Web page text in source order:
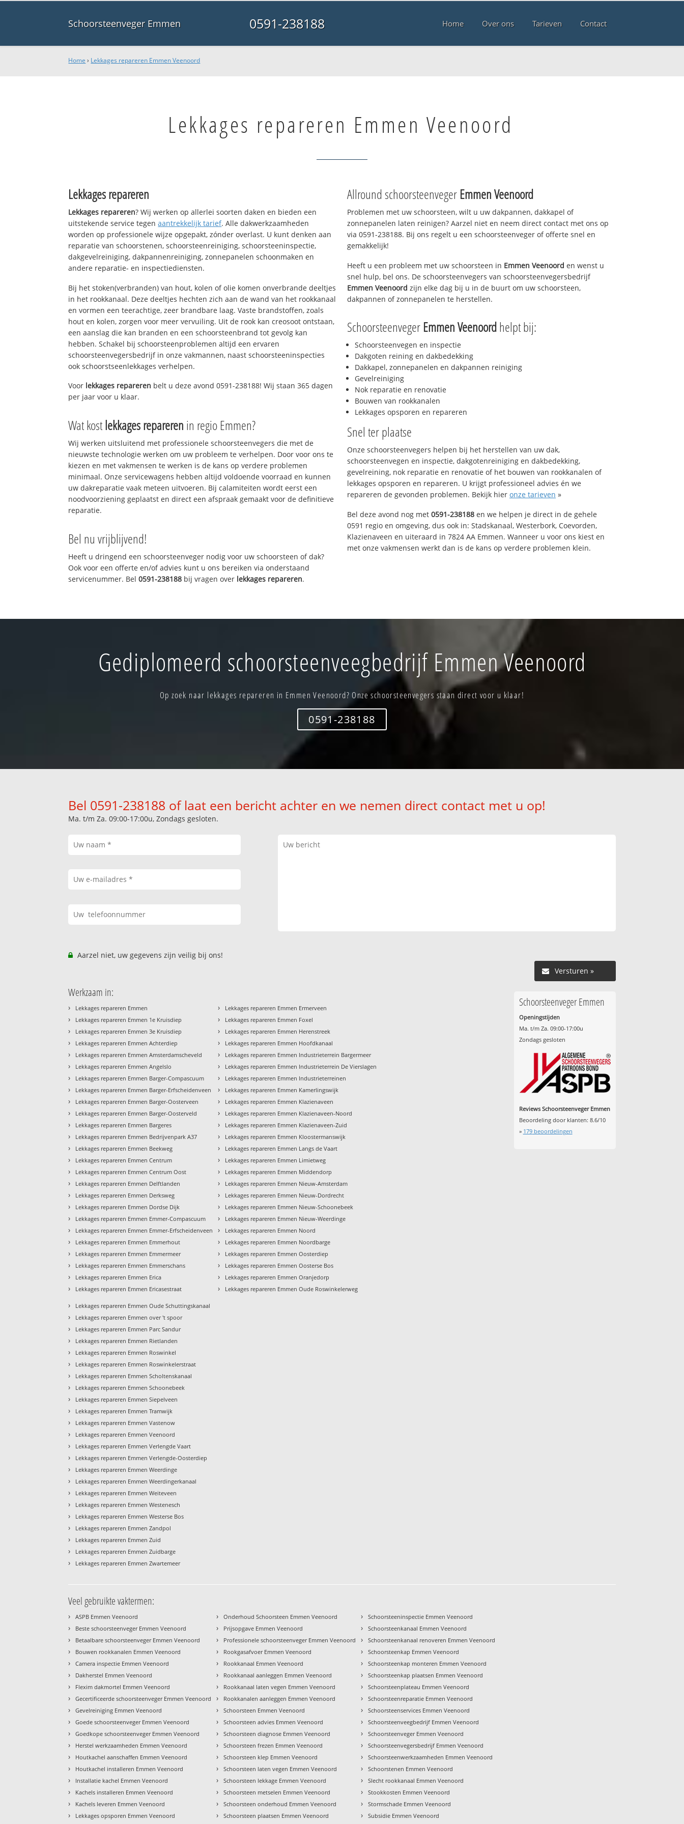
Schoorsteenveger Emmen 0591-238188 Home Over ons Tarieven Contact
Home › Lekkages repareren Emmen Veenoord
Lekkages repareren Emmen Veenoord
Lekkages repareren
Lekkages repareren? Wij werken op allerlei soorten daken en bieden een
uitstekende service tegenaantrekkelijk tarief. Alle dakwerkzaamheden
worden op professionele wijze opgepakt, zónder overlast. U kunt denken aan
reparatie van schoorstenen, schoorsteenreiniging, schoorsteeninspectie,
dakgevelreiniging, dakpannenreiniging, zonnepanelen schoonmaken en
andere reparatie- en inspectiediensten.
Bij het stoken(verbranden) van hout, kolen of olie komen onverbrande deeltjes
in het rookkanaal. Deze deeltjes hechten zich aan de wand van het rookkanaal
en vormen een teerachtige, zeer brandbare laag. Vaste brandstoffen, zoals
hout en kolen, zorgen voor meer vervuiling. Uit de rook kan creosoot ontstaan,
een aanslag die kan branden en een schoorsteenbrand tot gevolg kan
hebben. Schakel bij schoorsteenproblemen altijd een ervaren
schoorsteenvegersbedrijf in onze vakmannen, naast schoorsteeninspecties
ook schoorstseenlekkages verhelpen.
Voor lekkages repareren belt u deze avond 0591-238188! Wij staan 365 dagen
per jaar voor u klaar.
Wat kostlekkages repareren in regio Emmen?
Wij werken uitsluitend met professionele schoorsteenvegers die met de
nieuwste technologie werken om uw probleem te verhelpen. Door voor ons te
kiezen en met vakmensen te werken is de kans op verdere problemen
minimaal. Onze servicewagens hebben altijd voldoende voorraad en kunnen
uw dakreparatie vaak meteen uitvoeren. Bij calamiteiten wordt eerst een
noodvoorziening geplaatst en direct een afspraak gemaakt voor de definitieve
reparatie.
Bel nu vrijblijvend!
Heeft u dringend een schoorsteenveger nodig voor uw schoorsteen of dak?
Ook voor een offerte en/of advies kunt u ons bereiken via onderstaand
servicenummer. Bel0591-238188 bij vragen over lekkages repareren.
Allround schoorsteenveger Emmen Veenoord
Problemen met uw schoorsteen, wilt u uw dakpannen, dakkapel of
zonnepanelen laten reinigen? Aarzel niet en neem direct contact met ons op
via 0591-238188. Bij ons regelt u een schoorsteenveger of offerte snel en
gemakkelijk!
Heeft u een probleem met uw schoorsteen in Emmen Veenoord en wenst u
snel hulp, bel ons. De schoorsteenvegers van schoorsteenvegersbedrijf
Emmen Veenoord zijn elke dag bij u in de buurt om uw schoorsteen,
dakpannen of zonnepanelen te herstellen.
Schoorsteenveger Emmen Veenoordhelpt bij:
Schoorsteenvegen en inspectie
Dakgoten reining en dakbedekking
Dakkapel, zonnepanelen en dakpannen reiniging
Gevelreiniging
Nok reparatie en renovatie
Bouwen van rookkanalen
Lekkages opsporen en repareren
Snel ter plaatse
Onze schoorsteenvegers helpen bij het herstellen van uw dak,
schoorsteenvegen en inspectie, dakgotenreiniging en dakbedekking,
gevelreining, nok reparatie en renovatie of het bouwen van rookkanalen of
lekkages opsporen en repareren. U krijgt professioneel advies én we
repareren de gevonden problemen. Bekijk hier onze tarieven »
Bel deze avond nog met 0591-238188 en we helpen je direct in de gehele
0591 regio en omgeving, dus ook in: Stadskanaal, Westerbork, Coevorden,
Klazienaveen en uiteraard in 7824 AA Emmen. Wanneer u voor ons kiest en
met onze vakmensen werkt dan is de kans op verdere problemen klein.
Gediplomeerd schoorsteenveegbedrijf Emmen Veenoord
Op zoek naar lekkages repareren in Emmen Veenoord? Onze schoorsteenvegers staan direct voor u klaar!
0591-238188
Bel 0591-238188 of laat een bericht achter en we nemen direct contact met u op!
Ma. t/m Za. 09:00-17:00u, Zondags gesloten.
Aarzel niet, uw gegevens zijn veilig bij ons!
Versturen »
Werkzaam in:
› Lekkages repareren Emmen
› Lekkages repareren Emmen 1e Kruisdiep
› Lekkages repareren Emmen 3e Kruisdiep
› Lekkages repareren Emmen Achterdiep
› Lekkages repareren Emmen Amsterdamscheveld
› Lekkages repareren Emmen Angelslo
› Lekkages repareren Emmen Barger-Compascuum
› Lekkages repareren Emmen Barger-Erfscheidenveen
› Lekkages repareren Emmen Barger-Oosterveen
› Lekkages repareren Emmen Barger-Oosterveld
› Lekkages repareren Emmen Bargeres
› Lekkages repareren Emmen Bedrijvenpark A37
› Lekkages repareren Emmen Beekweg
› Lekkages repareren Emmen Centrum
› Lekkages repareren Emmen Centrum Oost
› Lekkages repareren Emmen Delftlanden
› Lekkages repareren Emmen Derksweg
› Lekkages repareren Emmen Dordse Dijk
› Lekkages repareren Emmen Emmer-Compascuum
› Lekkages repareren Emmen Emmer-Erfscheidenveen
› Lekkages repareren Emmen Emmerhout
› Lekkages repareren Emmen Emmermeer
› Lekkages repareren Emmen Emmerschans
› Lekkages repareren Emmen Erica
› Lekkages repareren Emmen Ericasestraat
› Lekkages repareren Emmen Ermerveen
› Lekkages repareren Emmen Foxel
› Lekkages repareren Emmen Herenstreek
› Lekkages repareren Emmen Hoofdkanaal
› Lekkages repareren Emmen Industrieterrein Bargermeer
› Lekkages repareren Emmen Industrieterrein De Vierslagen
› Lekkages repareren Emmen Industrieterreinen
› Lekkages repareren Emmen Kamerlingswijk
› Lekkages repareren Emmen Klazienaveen
› Lekkages repareren Emmen Klazienaveen-Noord
› Lekkages repareren Emmen Klazienaveen-Zuid
› Lekkages repareren Emmen Kloostermanswijk
› Lekkages repareren Emmen Langs de Vaart
› Lekkages repareren Emmen Limietweg
› Lekkages repareren Emmen Middendorp
› Lekkages repareren Emmen Nieuw-Amsterdam
› Lekkages repareren Emmen Nieuw-Dordrecht
› Lekkages repareren Emmen Nieuw-Schoonebeek
› Lekkages repareren Emmen Nieuw-Weerdinge
› Lekkages repareren Emmen Noord
› Lekkages repareren Emmen Noordbarge
› Lekkages repareren Emmen Oosterdiep
› Lekkages repareren Emmen Oosterse Bos
› Lekkages repareren Emmen Oranjedorp
› Lekkages repareren Emmen Oude Roswinkelerweg
› Lekkages repareren Emmen Oude Schuttingskanaal
› Lekkages repareren Emmen over 't spoor
› Lekkages repareren Emmen Parc Sandur
› Lekkages repareren Emmen Rietlanden
› Lekkages repareren Emmen Roswinkel
› Lekkages repareren Emmen Roswinkelerstraat
› Lekkages repareren Emmen Scholtenskanaal
› Lekkages repareren Emmen Schoonebeek
› Lekkages repareren Emmen Siepelveen
› Lekkages repareren Emmen Tramwijk
› Lekkages repareren Emmen Vastenow
› Lekkages repareren Emmen Veenoord
› Lekkages repareren Emmen Verlengde Vaart
› Lekkages repareren Emmen Verlengde-Oosterdiep
› Lekkages repareren Emmen Weerdinge
› Lekkages repareren Emmen Weerdingerkanaal
› Lekkages repareren Emmen Weiteveen
› Lekkages repareren Emmen Westenesch
› Lekkages repareren Emmen Westerse Bos
› Lekkages repareren Emmen Zandpol
› Lekkages repareren Emmen Zuid
› Lekkages repareren Emmen Zuidbarge
› Lekkages repareren Emmen Zwartemeer
Schoorsteenveger Emmen
Openingstijden
Ma. t/m Za. 09:00-17:00u
Zondags gesloten
Reviews Schoorsteenveger Emmen
Beoordeling door klanten: 8.6/10
» 179beoordelingen
Veel gebruikte vaktermen:
› ASPB Emmen Veenoord
› Beste schoorsteenveger Emmen Veenoord
› Betaalbare schoorsteenveger Emmen Veenoord
› Bouwen rookkanalen Emmen Veenoord
› Camera inspectie Emmen Veenoord
› Dakherstel Emmen Veenoord
› Flexim dakmortel Emmen Veenoord
› Gecertificeerde schoorsteenveger Emmen Veenoord
› Gevelreiniging Emmen Veenoord
› Goede schoorsteenveger Emmen Veenoord
› Goedkope schoorsteenveger Emmen Veenoord
› Herstel werkzaamheden Emmen Veenoord
› Houtkachel aanschaffen Emmen Veenoord
› Houtkachel installeren Emmen Veenoord
› Installatie kachel Emmen Veenoord
› Kachels installeren Emmen Veenoord
› Kachels leveren Emmen Veenoord
› Lekkages opsporen Emmen Veenoord
› Onderhoud Schoorsteen Emmen Veenoord
› Prijsopgave Emmen Veenoord
› Professionele schoorsteenveger Emmen Veenoord
› Rookgasafvoer Emmen Veenoord
› Rookkanaal Emmen Veenoord
› Rookkanaal aanleggen Emmen Veenoord
› Rookkanaal laten vegen Emmen Veenoord
› Rookkanalen aanleggen Emmen Veenoord
› Schoorsteen Emmen Veenoord
› Schoorsteen advies Emmen Veenoord
› Schoorsteen diagnose Emmen Veenoord
› Schoorsteen frezen Emmen Veenoord
› Schoorsteen klep Emmen Veenoord
› Schoorsteen laten vegen Emmen Veenoord
› Schoorsteen lekkage Emmen Veenoord
› Schoorsteen metselen Emmen Veenoord
› Schoorsteen onderhoud Emmen Veenoord
› Schoorsteen plaatsen Emmen Veenoord
› Schoorsteeninspectie Emmen Veenoord
› Schoorsteenkanaal Emmen Veenoord
› Schoorsteenkanaal renoveren Emmen Veenoord
› Schoorsteenkap Emmen Veenoord
› Schoorsteenkap monteren Emmen Veenoord
› Schoorsteenkap plaatsen Emmen Veenoord
› Schoorsteenplateau Emmen Veenoord
› Schoorsteenreparatie Emmen Veenoord
› Schoorsteenservices Emmen Veenoord
› Schoorsteenveegbedrijf Emmen Veenoord
› Schoorsteenveger Emmen Veenoord
› Schoorsteenvegersbedrijf Emmen Veenoord
› Schoorsteenwerkzaamheden Emmen Veenoord
› Schoorstenen Emmen Veenoord
› Slecht rookkanaal Emmen Veenoord
› Stookkosten Emmen Veenoord
› Stormschade Emmen Veenoord
› Subsidie Emmen Veenoord